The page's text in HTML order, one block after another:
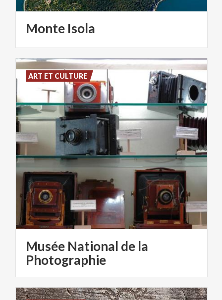
Monte Isola
Musée National de la
Photographie
ART ET CULTURE